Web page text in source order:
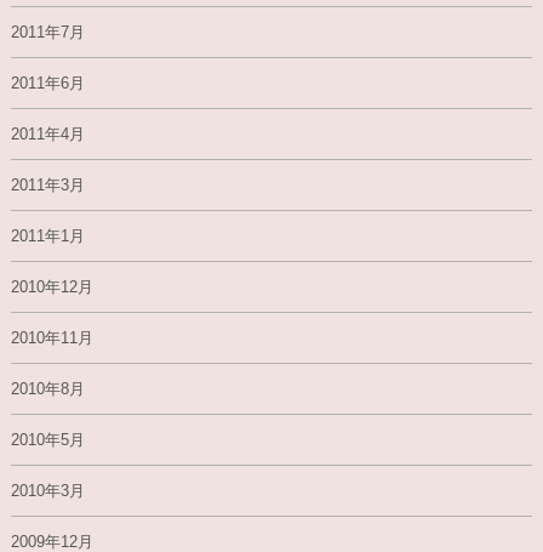
2011年7月
2011年6月
2011年4月
2011年3月
2011年1月
2010年12月
2010年11月
2010年8月
2010年5月
2010年3月
2009年12月